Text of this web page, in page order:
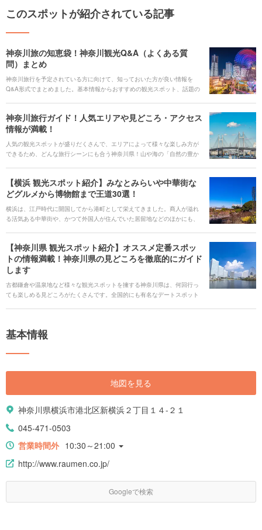
このスポットが紹介されている記事
神奈川旅の知恵袋！神奈川観光Q&A（よくある質
問）まとめ
神奈川旅行を予定されている方に向けて、知っておいた方が良い情報を
Q&A形式でまとめました。基本情報からおすすめの観光スポット、話題の
みてください！
神奈川旅行ガイド！人気エリアや見どころ・アクセス
情報が満載！
人気の観光スポットが盛りだくさんで、エリアによって様々な楽しみ方が
できるため、どんな旅行シーンにも合う神奈川県！山や海の「自然の豊か
まり知られていない魅力的なエリアもたくさんあります。また、自然豊か
な環境から生まれる「新鮮な魚と野菜」によるご当地グルメも盛りだくさ
川県の旅行情報をご紹介します。
【横浜 観光スポット紹介】みなとみらいや中華街な
どグルメから博物館まで王道30選！
横浜は、江戸時代に開国してから港町として栄えてきました。商人が溢れ
る活気ある中華街や、かつて外国人が住んでいた居留地などのほかにも、
ばいいか迷ってしまいますよね。 今回はそんな方のために横浜観光するな
ら外せない王道の30スポットをご紹介します。
【神奈川県 観光スポット紹介】オススメ定番スポッ
トの情報満載！神奈川県の見どころを徹底的にガイド
します
古都鎌倉や温泉地など様々な観光スポットを擁する神奈川県は、何回行っ
ても楽しめる見どころがたくさんです。全国的にも有名なデートスポット
い。
基本情報
地図を見る
神奈川県横浜市港北区新横浜２丁目１４-２１
045-471-0503
営業時間外 10:30～21:00
http://www.raumen.co.jp/
Googleで検索